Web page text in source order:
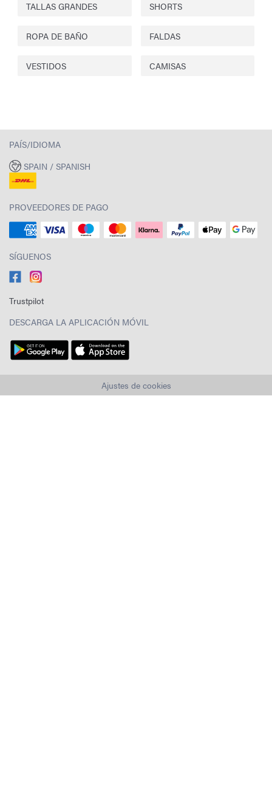
TALLAS GRANDES SHORTS
ROPA DE BAÑO FALDAS
VESTIDOS CAMISAS
PAÍS/IDIOMA
SPAIN / SPANISH
PROVEEDORES DE PAGO
SÍGUENOS
Trustpilot
DESCARGA LA APLICACIÓN MÓVIL
Ajustes de cookies